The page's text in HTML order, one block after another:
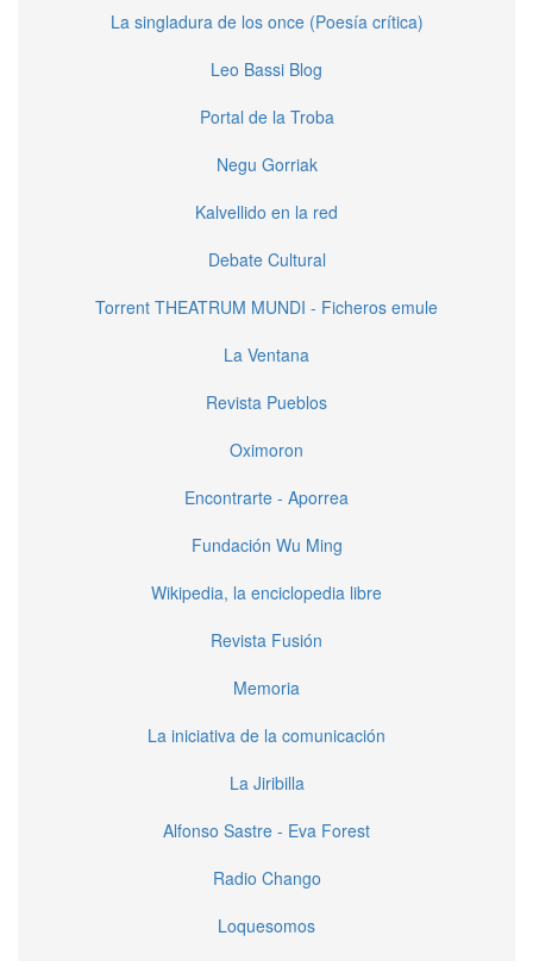
La singladura de los once (Poesía crítica)
Leo Bassi Blog
Portal de la Troba
Negu Gorriak
Kalvellido en la red
Debate Cultural
Torrent THEATRUM MUNDI - Ficheros emule
La Ventana
Revista Pueblos
Oximoron
Encontrarte - Aporrea
Fundación Wu Ming
Wikipedia, la enciclopedia libre
Revista Fusión
Memoria
La iniciativa de la comunicación
La Jiribilla
Alfonso Sastre - Eva Forest
Radio Chango
Loquesomos